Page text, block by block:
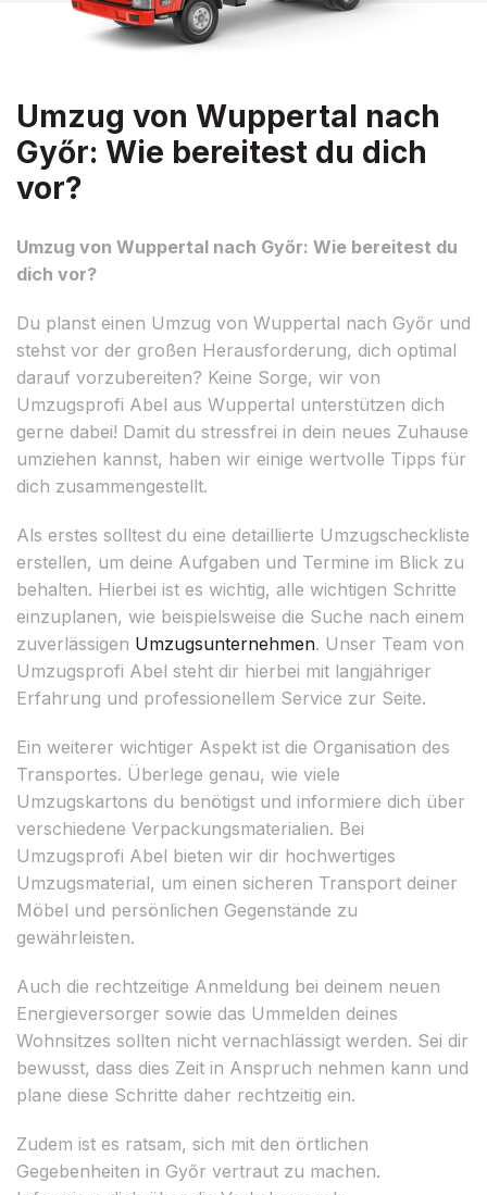
Umzug von Wuppertal nach
Győr: Wie bereitest du dich
vor?
Umzug von Wuppertal nach Győr: Wie bereitest du
dich vor?
Du planst einen Umzug von Wuppertal nach Győr und
stehst vor der großen Herausforderung, dich optimal
darauf vorzubereiten? Keine Sorge, wir von
Umzugsprofi Abel aus Wuppertal unterstützen dich
gerne dabei! Damit du stressfrei in dein neues Zuhause
umziehen kannst, haben wir einige wertvolle Tipps für
dich zusammengestellt.
Als erstes solltest du eine detaillierte Umzugscheckliste
erstellen, um deine Aufgaben und Termine im Blick zu
behalten. Hierbei ist es wichtig, alle wichtigen Schritte
einzuplanen, wie beispielsweise die Suche nach einem
zuverlässigen Umzugsunternehmen. Unser Team von
Umzugsprofi Abel steht dir hierbei mit langjähriger
Erfahrung und professionellem Service zur Seite.
Ein weiterer wichtiger Aspekt ist die Organisation des
Transportes. Überlege genau, wie viele
Umzugskartons du benötigst und informiere dich über
verschiedene Verpackungsmaterialien. Bei
Umzugsprofi Abel bieten wir dir hochwertiges
Umzugsmaterial, um einen sicheren Transport deiner
Möbel und persönlichen Gegenstände zu
gewährleisten.
Auch die rechtzeitige Anmeldung bei deinem neuen
Energieversorger sowie das Ummelden deines
Wohnsitzes sollten nicht vernachlässigt werden. Sei dir
bewusst, dass dies Zeit in Anspruch nehmen kann und
plane diese Schritte daher rechtzeitig ein.
Zudem ist es ratsam, sich mit den örtlichen
Gegebenheiten in Győr vertraut zu machen.